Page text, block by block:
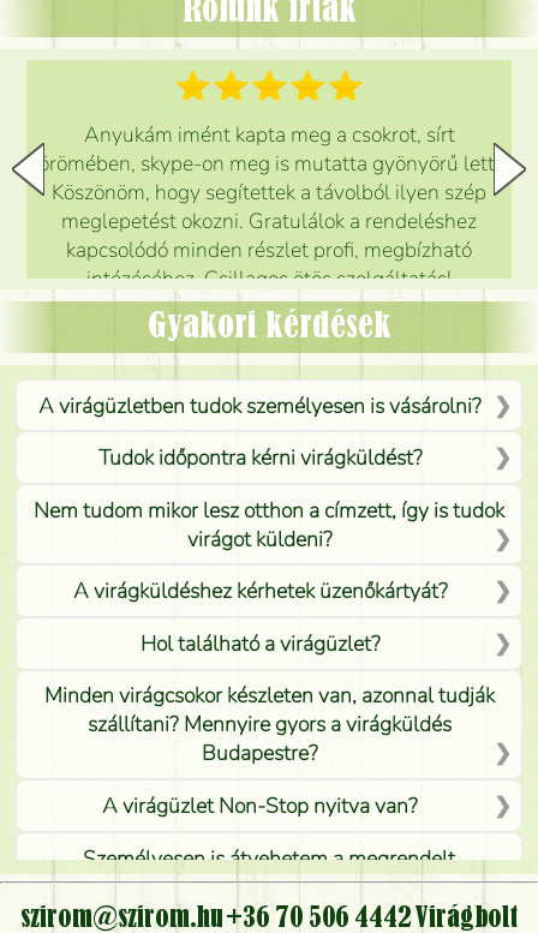
Rólunk írták
Anyukám imént kapta meg a csokrot, sírt
örömében, skype-on meg is mutatta gyönyörű lett.
Köszönöm, hogy segítettek a távolból ilyen szép
meglepetést okozni. Gratulálok a rendeléshez
kapcsolódó minden részlet profi, megbízható
intézéséhez. Csillagos ötös szolgáltatás!
Mónika
Gyakori kérdések
A virágüzletben tudok személyesen is vásárolni?
Tudok időpontra kérni virágküldést?
Nem tudom mikor lesz otthon a címzett, így is tudok
virágot küldeni?
A virágküldéshez kérhetek üzenőkártyát?
Hol található a virágüzlet?
Minden virágcsokor készleten van, azonnal tudják
szállítani? Mennyire gyors a virágküldés
Budapestre?
A virágüzlet Non-Stop nyitva van?
Személyesen is átvehetem a megrendelt
virágcsokrot, vagy csak virágküldéssel, kiszállítással
kérhető?
szirom@szirom.hu +36 70 506 4442 Virágbolt